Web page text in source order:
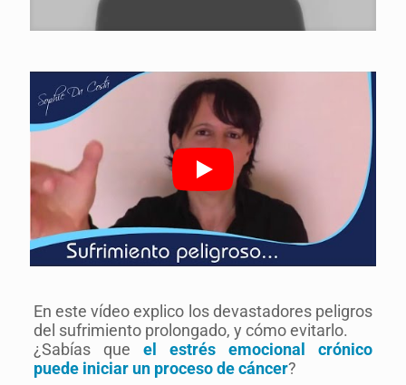
En este vídeo explico los devastadores peligros
del sufrimiento prolongado, y cómo evitarlo.
¿Sabías que el estrés emocional crónico
puede iniciar un proceso de cáncer?